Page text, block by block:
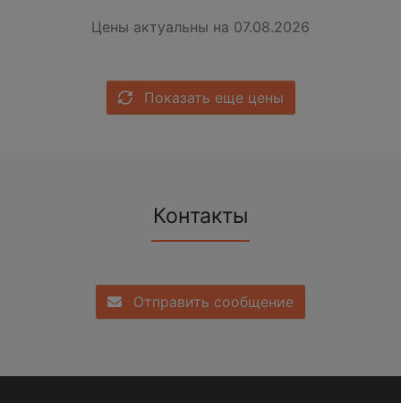
Цены актуальны на 07.08.2026
Показать еще цены
Контакты
Отправить сообщение